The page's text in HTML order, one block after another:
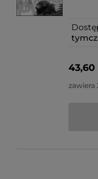
43,60
zawiera